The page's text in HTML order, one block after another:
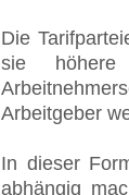
Die
sie höhere
Arbeitgeber
In dieser
abhängig